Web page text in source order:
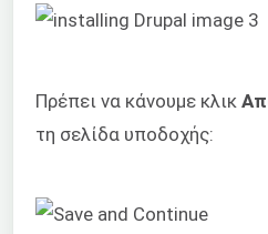
Πρέπει να κάνουμε κλικ
τη σελίδα υποδοχής: